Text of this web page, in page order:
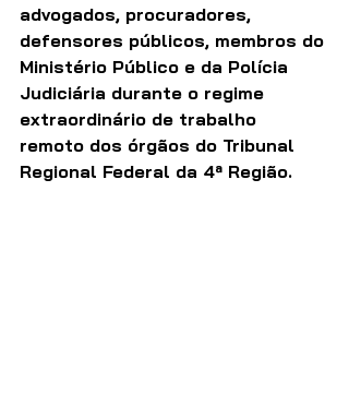
advogados, procuradores,
defensores públicos, membros do
Ministério Público e da Polícia
Judiciária durante o regime
extraordinário de trabalho
remoto dos órgãos do Tribunal
Regional Federal da 4ª Região.